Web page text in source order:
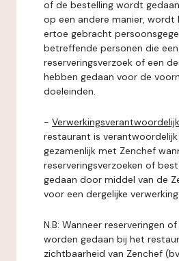
of de bestelling wordt
op een andere manier,
ertoe gebracht
betreffende personen die
reserveringsverzoek of een
hebben gedaan voor de
doeleinden.
-
restaurant is verantwoordelijk
gezamenlijk met Zenchef
reserveringsverzoeken of
gedaan door middel van de
voor een dergelijke verwerking.
N.B: Wanneer reserveringen
worden gedaan bij het
zichtbaarheid van Zenchef